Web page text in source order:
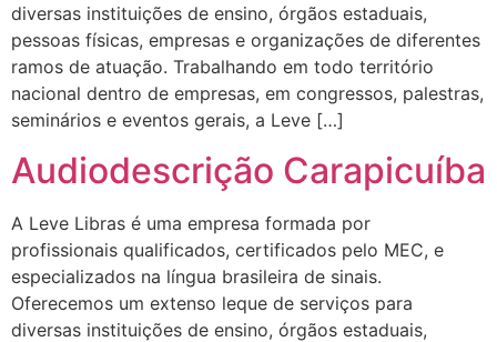
diversas instituições de ensino, órgãos estaduais,
pessoas físicas, empresas e organizações de diferentes
ramos de atuação. Trabalhando em todo território
nacional dentro de empresas, em congressos, palestras,
seminários e eventos gerais, a Leve […]
Audiodescrição Carapicuíba
A Leve Libras é uma empresa formada por
profissionais qualificados, certificados pelo MEC, e
especializados na língua brasileira de sinais.
Oferecemos um extenso leque de serviços para
diversas instituições de ensino, órgãos estaduais,